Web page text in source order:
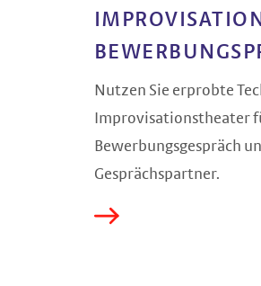
Nutzen Sie erprobte
Improvisationstheater
Bewerbungsgespräch
Gesprächspartner.